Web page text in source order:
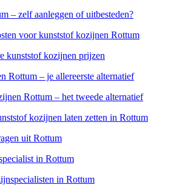
– zelf aanleggen of uitbesteden?
voor kunststof kozijnen Rottum
kunststof kozijnen prijzen
Rottum – je allereerste alternatief
Rottum – het tweede alternatief
kozijnen laten zetten in Rottum
uit Rottum
in Rottum
in Rottum